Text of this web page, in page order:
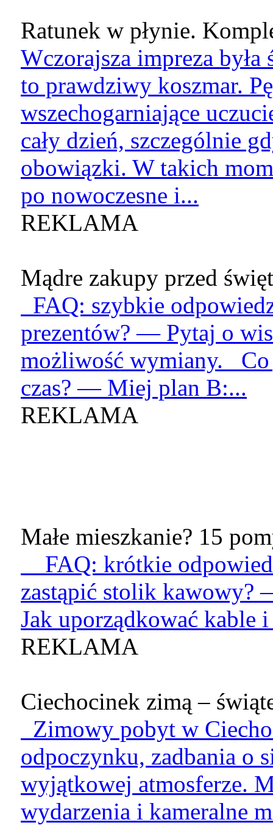
Ratunek w płynie.
Wczorajsza impreza
to prawdziwy koszmar.
wszechogarniające
cały dzień, szczególnie
obowiązki. W takich
po nowoczesne i...
REKLAMA
Mądre zakupy przed
FAQ: szybkie
prezentów? — Pytaj o
możliwość wymiany. Co
czas? — Miej plan B:...
REKLAMA
Małe mieszkanie? 15
FAQ: krótkie
zastąpić stolik
Jak uporządkować kable
REKLAMA
Ciechocinek zimą –
Zimowy pobyt w
odpoczynku, zadbania o
wyjątkowej atmosferze.
wydarzenia i kameralne